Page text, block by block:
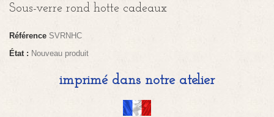
Sous-verre rond hotte cadeaux
Référence SVRNHC
État : Nouveau produit
imprimé dans notre atelier